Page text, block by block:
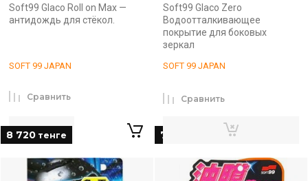
Soft99 Glaco Roll on Max —
антидождь для стёкол.
SOFT 99 JAPAN
8 720 тенге
Сравнить
Soft99 Glaco Zero
Водоотталкивающее
покрытие для боковых
зеркал
SOFT 99 JAPAN
7 050
Сравнить